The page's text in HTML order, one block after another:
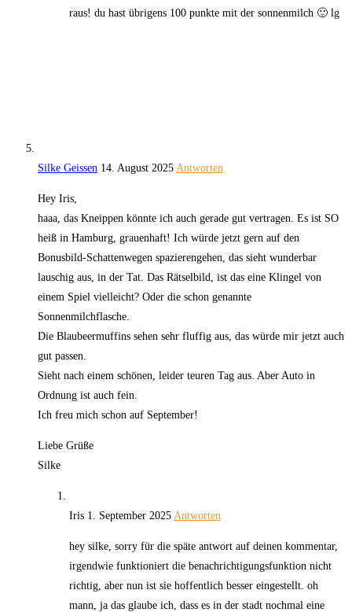
raus! du hast übrigens 100 punkte mit der sonnenmilch 🙂 lg
Silke Geissen 14. August 2025 Antworten
Hey Iris,
haaa, das Kneippen könnte ich auch gerade gut vertragen. Es ist SO
heiß in Hamburg, grauenhaft! Ich würde jetzt gern auf den
Bonusbild-Schattenwegen spazierengehen, das sieht wunderbar
lauschig aus, in der Tat. Das Rätselbild, ist das eine Klingel von
einem Spiel vielleicht? Oder die schon genannte
Sonnenmilchflasche.
Die Blaubeermuffins sehen sehr fluffig aus, das würde mir jetzt auch
gut passen.
Sieht nach einem schönen, leider teuren Tag aus. Aber Auto in
Ordnung ist auch fein.
Ich freu mich schon auf September!
Liebe Grüße
Silke
Iris 1. September 2025 Antworten
hey silke, sorry für die späte antwort auf deinen kommentar,
irgendwie funktioniert die benachrichtigungsfunktion nicht
richtig, aber nun ist sie hoffentlich besser eingestellt. oh
mann, ja das glaube ich, dass es in der stadt nochmal eine